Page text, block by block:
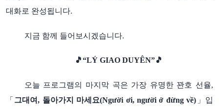
대화로 완성됩니다.
지금 함께 들어보시겠습니다.
🎵“LÝ GIAO DUYÊN”🎵
오늘 프로그램의 마지막 곡은 가장 유명한 꽌호 선율,
「그대여, 돌아가지 마세요(Người ơi, người ở đừng về) 」입